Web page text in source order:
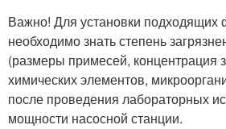
Важно! Для установки подходящих
необходимо знать степень
(размеры примесей, концентрация
химических элементов,
после проведения лабораторных
мощности насосной станции.